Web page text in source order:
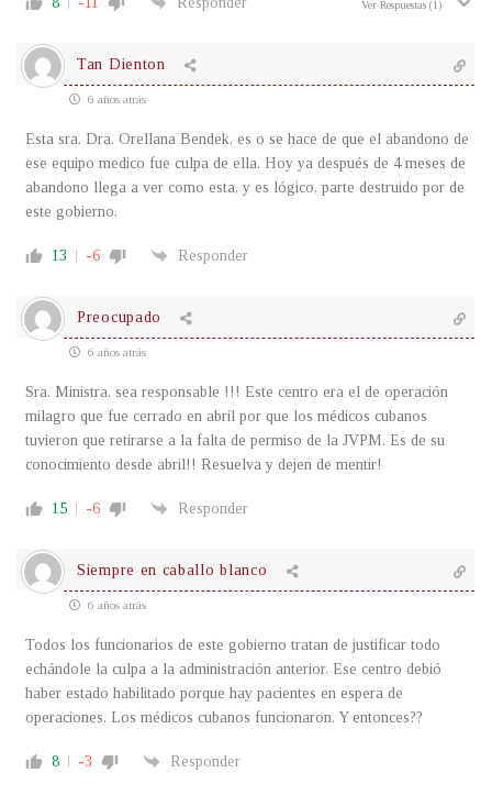
Ver Respuestas (1)
Tan Dienton
6 años atrás
Esta sra. Dra. Orellana Bendek, es o se hace de que el abandono de
ese equipo medico fue culpa de ella. Hoy ya después de 4 meses de
abandono llega a ver como esta, y es lógico, parte destruido por de
este gobierno.
13 -6 Responder
Preocupado
6 años atrás
Sra. Ministra, sea responsable !!! Este centro era el de operación
milagro que fue cerrado en abril por que los médicos cubanos
tuvieron que retirarse a la falta de permiso de la JVPM. Es de su
conocimiento desde abril!! Resuelva y dejen de mentir!
15 -6 Responder
Siempre en caballo blanco
6 años atrás
Todos los funcionarios de este gobierno tratan de justificar todo
echándole la culpa a la administración anterior. Ese centro debió
haber estado habilitado porque hay pacientes en espera de
operaciones. Los médicos cubanos funcionaron. Y entonces??
8 -3 Responder